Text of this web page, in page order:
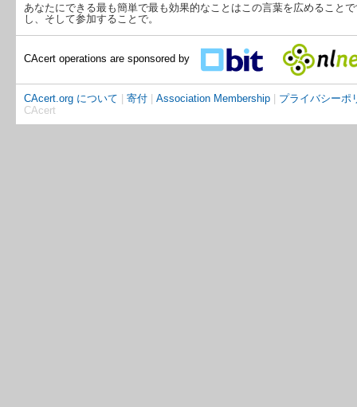
あなたにできる最も簡単で最も効果的なことはこの言葉を広めること
し、そして参加することで。
CAcert operations are sponsored by
CAcert.org について 寄付| Association Membership| プライバシーポ
CAcert